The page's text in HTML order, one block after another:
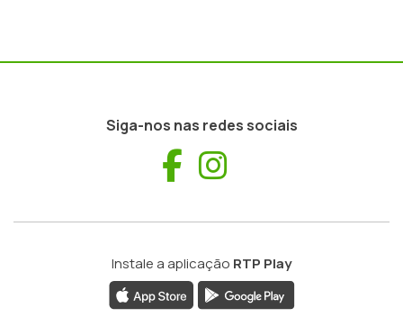
Siga-nos nas redes sociais
Facebook
Instale a aplicação RTP Play